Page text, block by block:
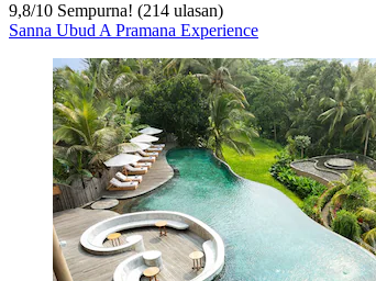
9,8/10 Sempurna! (214 ulasan)
Sanna Ubud A Pramana Experience